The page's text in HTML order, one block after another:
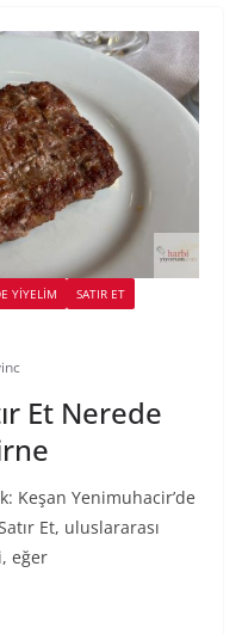
YİYELİM
SATIR ET
Et Nerede
Keşan Yenimuhacir’de
Et, uluslararası
eğer